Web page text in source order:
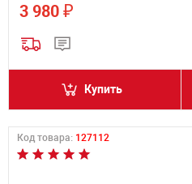
3 980 ₽
Купить
Код товара: 127112